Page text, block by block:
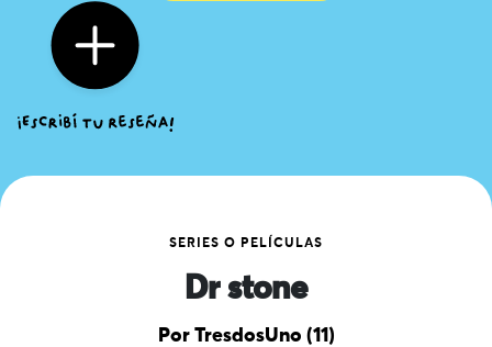
SERIES O PELÍCULAS
Dr stone
Por TresdosUno (11)